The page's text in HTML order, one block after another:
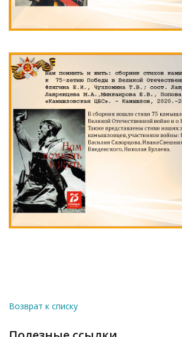
Возврат к списку